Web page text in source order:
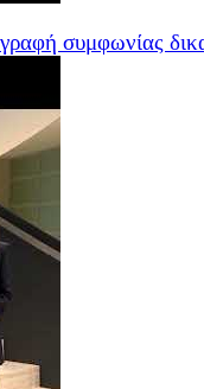
συμφωνίας